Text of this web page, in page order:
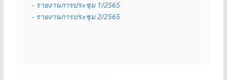
- รายงานการประชุม 1/2565
- รายงานการประชุม 2/2565